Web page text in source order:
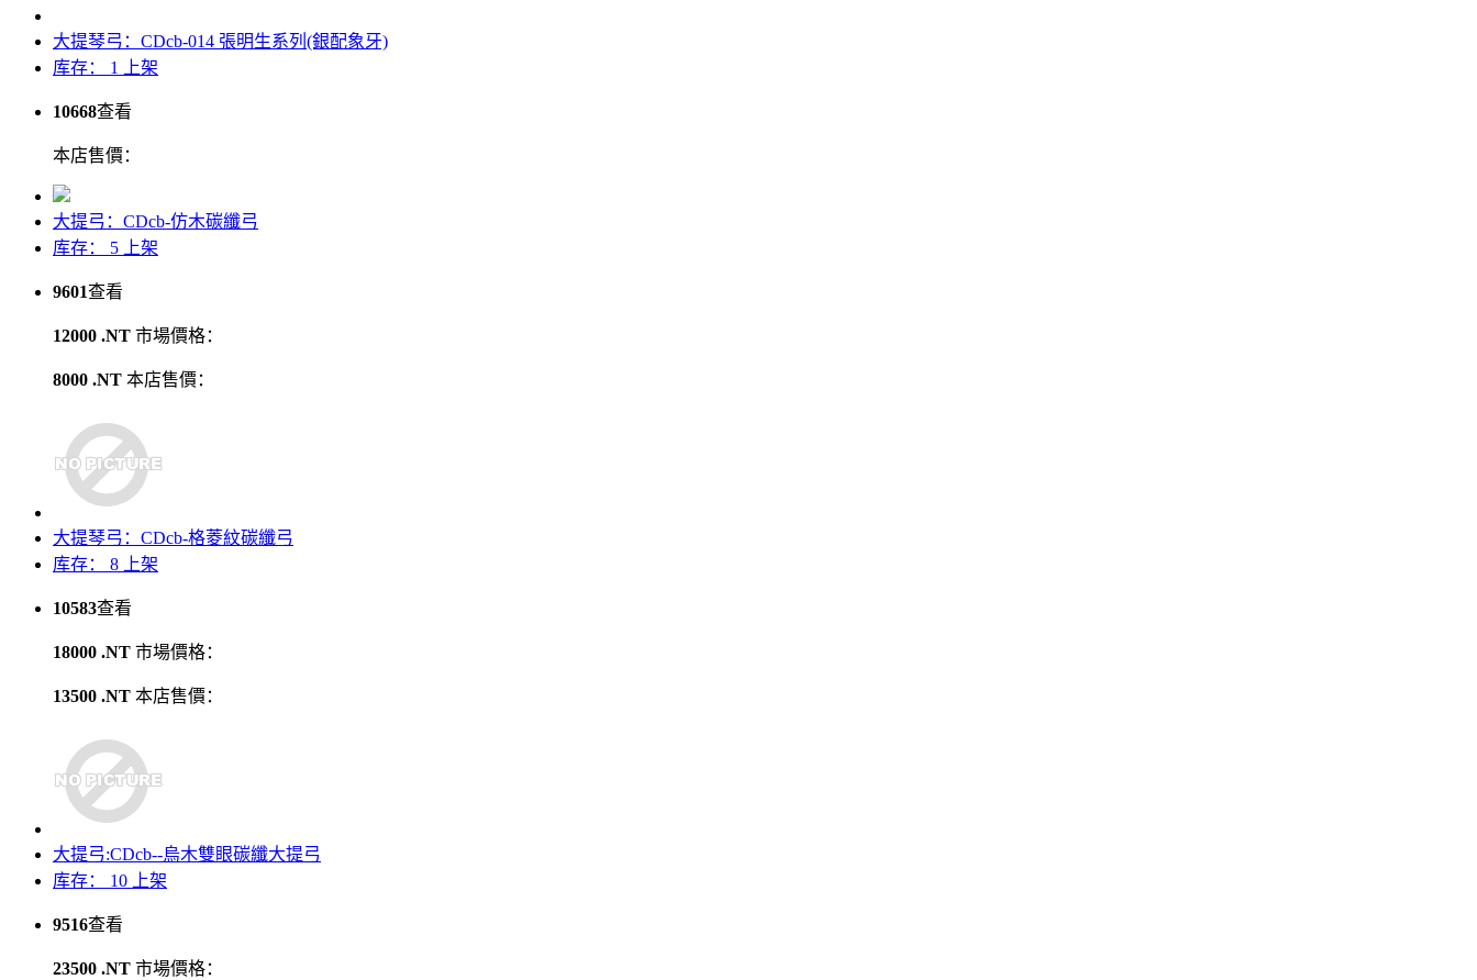
大提琴弓：CDcb-014 張明生系列(銀配象牙)
库存： 1
上架
10668查看
本店售價：
大提弓：CDcb-仿木碳纖弓
库存： 5
上架
9601查看
12000 .NT 市場價格：
8000 .NT 本店售價：
大提琴弓：CDcb-格菱紋碳纖弓
库存： 8
上架
10583查看
18000 .NT 市場價格：
13500 .NT 本店售價：
大提弓:CDcb--烏木雙眼碳纖大提弓
库存： 10
上架
9516查看
23500 .NT 市場價格：